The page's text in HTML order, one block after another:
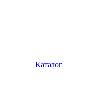
Каталог